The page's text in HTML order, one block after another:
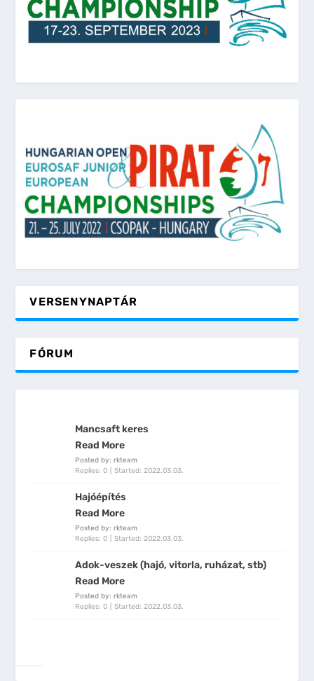
VERSENYNAPTÁR
FÓRUM
Mancsaft keres
Read More
Posted by: rkteam
Replies: 0
Started:2022.03.03.
Hajóépítés
Read More
Posted by: rkteam
Replies: 0
Started:2022.03.03.
Adok-veszek (hajó, vitorla, ruházat, stb)
Read More
Posted by: rkteam
Replies: 0
Started:2022.03.03.